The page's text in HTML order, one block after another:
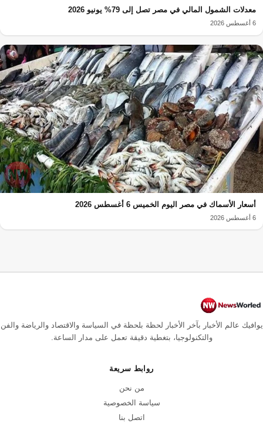
معدلات الشمول المالي في مصر تصل إلى 79% يونيو 2026
6 أغسطس 2026
أسعار الأسماك في مصر اليوم الخميس 6 أغسطس 2026
6 أغسطس 2026
يوافيك عالم الأخبار بآخر الأخبار لحظة بلحظة في السياسة والاقتصاد والرياضة والفن
والتكنولوجيا، بتغطية دقيقة تعمل على مدار الساعة.
روابط سريعة
من نحن
سياسة الخصوصية
اتصل بنا